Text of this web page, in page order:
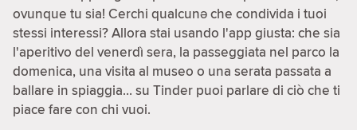
ovunque tu sia! Cerchi qualcunə che condivida i tuoi
stessi interessi? Allora stai usando l'app giusta: che sia
l'aperitivo del venerdì sera, la passeggiata nel parco la
domenica, una visita al museo o una serata passata a
ballare in spiaggia… su Tinder puoi parlare di ciò che ti
piace fare con chi vuoi.